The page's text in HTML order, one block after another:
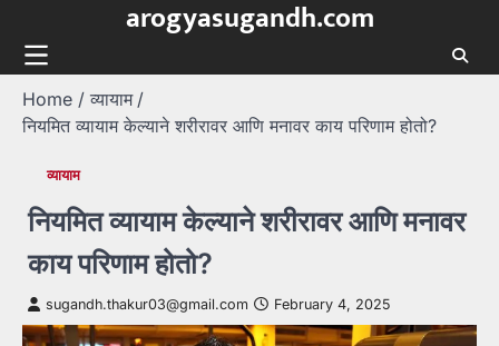
content
arogyasugandh.com
Home
व्यायाम
नियमित व्यायाम केल्याने शरीरावर आणि मनावर काय परिणाम होतो?
व्यायाम
नियमित व्यायाम केल्याने शरीरावर आणि मनावर
काय परिणाम होतो?
sugandh.thakur03@gmail.com February 4, 2025